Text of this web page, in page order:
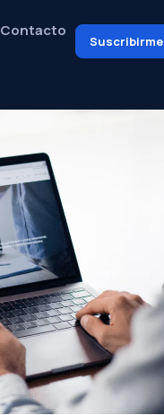
Contacto
Suscribirme